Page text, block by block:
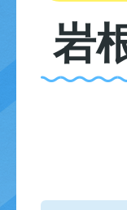
岩